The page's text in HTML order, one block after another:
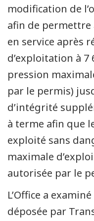
modification de
afin de permettre
en service après
d’exploitation à 7
pression
par le permis)
d’intégrité
à terme afin que
exploité sans
maximale
autorisée par le
L’Office a
déposée par